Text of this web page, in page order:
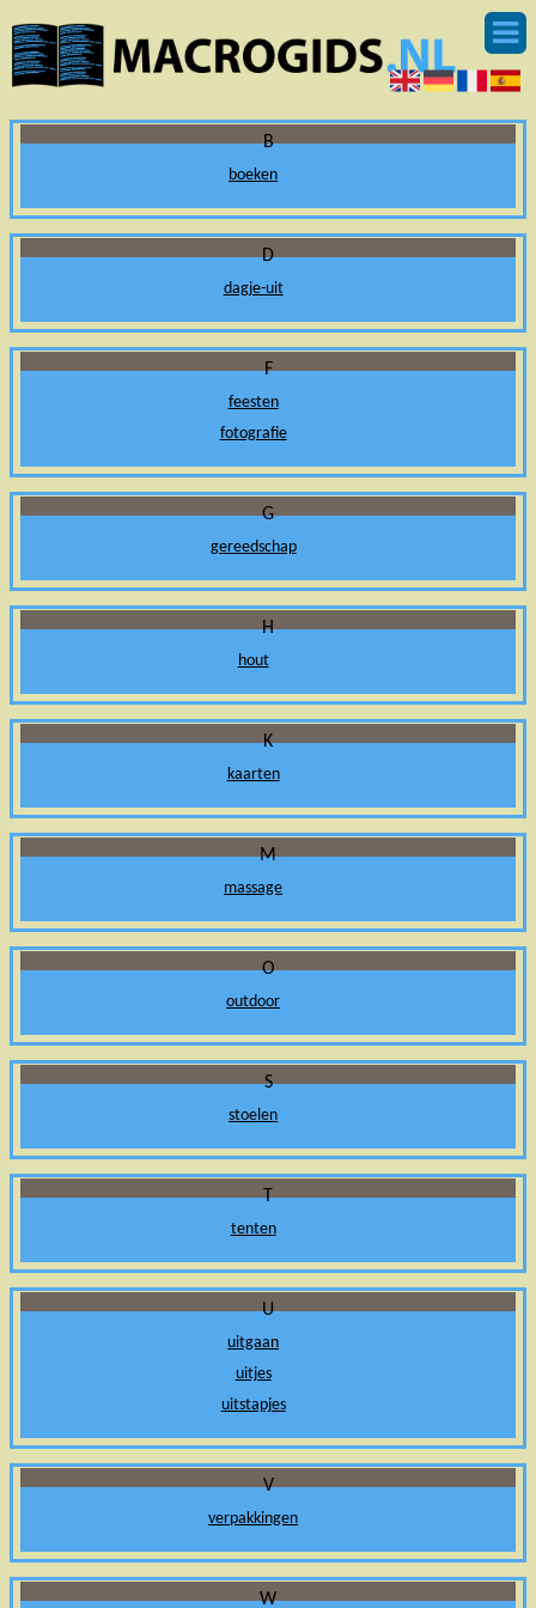
B
boeken
D
dagje-uit
F
feesten
fotografie
G
gereedschap
H
hout
K
kaarten
M
massage
O
outdoor
S
stoelen
T
tenten
U
uitgaan
uitjes
uitstapjes
V
verpakkingen
W